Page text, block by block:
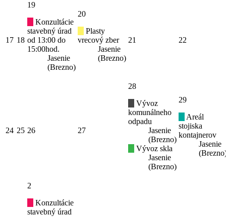
17 18
19
Konzultácie
stavebný úrad
od 13:00 do
15:00hod.
Jasenie
(Brezno)
20
Plasty
vrecový zber
Jasenie
(Brezno)
21 22
24 25 26 27
28
Vývoz
komunálneho
odpadu
Jasenie
(Brezno)
Vývoz skla
Jasenie
(Brezno)
29
Areál
stojiska
kontajnerov
Jasenie
2
Konzultácie
stavebný úrad